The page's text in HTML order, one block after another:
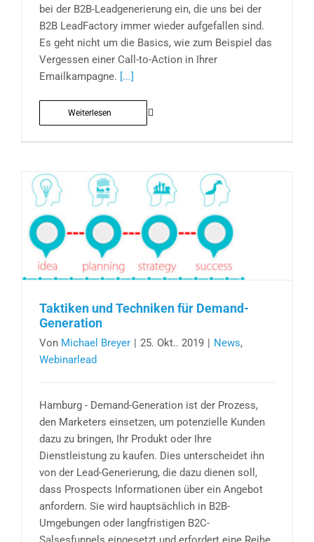
bei der B2B-Leadgenerierung ein, die uns bei der
B2B LeadFactory immer wieder aufgefallen sind.
Es geht nicht um die Basics, wie zum Beispiel das
Vergessen einer Call-to-Action in Ihrer
Emailkampagne. [...]
Weiterlesen
Taktiken und Techniken für Demand-
Generation
Von Michael Breyer 25. Okt.. 2019 News,
Webinarlead
Hamburg - Demand-Generation ist der Prozess,
den Marketers einsetzen, um potenzielle Kunden
dazu zu bringen, Ihr Produkt oder Ihre
Dienstleistung zu kaufen. Dies unterscheidet ihn
von der Lead-Generierung, die dazu dienen soll,
dass Prospects Informationen über ein Angebot
anfordern. Sie wird hauptsächlich in B2B-
Umgebungen oder langfristigen B2C-